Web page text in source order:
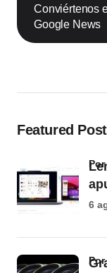
Conviértenos
Google News
Featured
6